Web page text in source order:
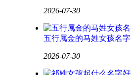
2026-07-30
五行属金的马姓女孩名字
2026-07-30